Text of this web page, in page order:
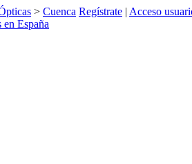
> Cuenca Regístrate | Acceso